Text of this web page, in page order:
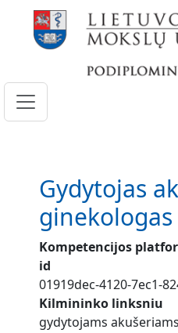
Pereiti į pagrindinį turinį
Gydytojas
ginekologas
Kompetencijos
id
01919dec-4120-7ec1-
Kilmininko linksniu
gydytojams